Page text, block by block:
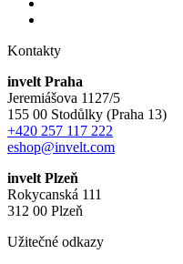
Kontakty
invelt Praha
Jeremiášova 1127/5
155 00 Stodůlky (Praha 13)
+420 257 117 222
eshop@invelt.com
invelt Plzeň
Rokycanská 111
312 00 Plzeň
Užitečné odkazy